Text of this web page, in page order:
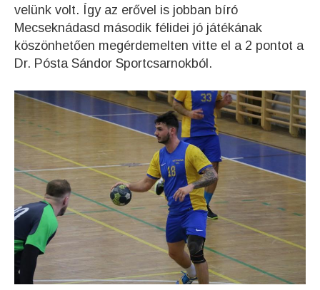
velünk volt. Így az erővel is jobban bíró
Mecseknádasd második félidei jó játékának
köszönhetően megérdemelten vitte el a 2 pontot a
Dr. Pósta Sándor Sportcsarnokból.